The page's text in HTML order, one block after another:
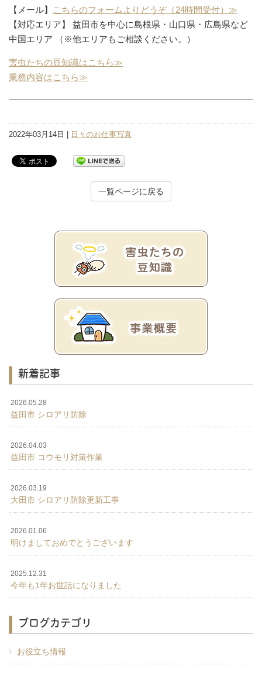
【メール】
こちらのフォームよりどうぞ（24時間受付）≫
【対応エリア】 益田市を中心に島根県・山口県・広島県など
中国エリア （※他エリアもご相談ください。）
害虫たちの豆知識はこちら≫
業務内容はこちら≫
2022年03月14日 | 日々のお仕事写真
一覧ページに戻る
新着記事
2026.05.28
益田市 シロアリ防除
2026.04.03
益田市 コウモリ対策作業
2026.03.19
大田市 シロアリ防除更新工事
2026.01.06
明けましておめでとうございます
2025.12.31
今年も1年お世話になりました
ブログカテゴリ
お役立ち情報